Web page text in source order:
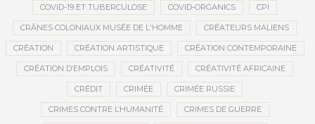
COVID-19 ET TUBERCULOSE COVID-ORGANICS CPI
CRÂNES COLONIAUX MUSÉE DE L'HOMME CRÉATEURS MALIENS
CRÉATION CRÉATION ARTISTIQUE CRÉATION CONTEMPORAINE
CRÉATION D’EMPLOIS CRÉATIVITÉ CRÉATIVITÉ AFRICAINE
CRÉDIT CRIMÉE CRIMÉE RUSSIE
CRIMES CONTRE L’HUMANITÉ CRIMES DE GUERRE